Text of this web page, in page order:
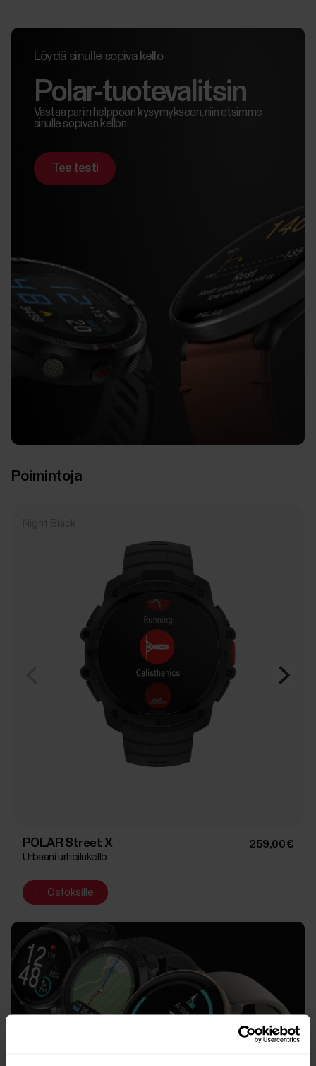
Löydä sinulle sopiva kello
Polar-tuotevalitsin
Vastaa pariin helppoon kysymykseen, niin etsimme
sinulle sopivan kellon.
Tee testi
Poimintoja
POLAR Street X
Urbaani urheilukello
259,00 €
→ Ostoksille